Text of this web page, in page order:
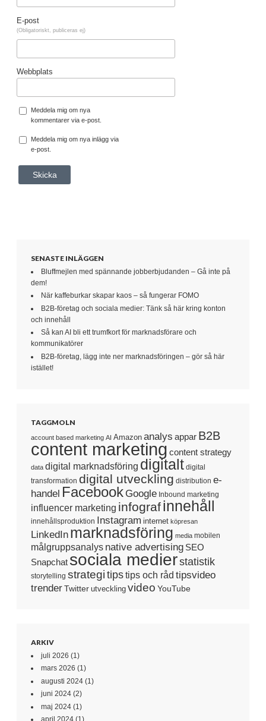
E-post
(Obligatoriskt, publiceras ej)
Webbplats
Meddela mig om nya
kommentarer via e-post.
Meddela mig om nya inlägg via
e-post.
SENASTE INLÄGGEN
Bluffmejlen med spännande jobberbjudanden – Gå inte på
dem!
När kaffeburkar skapar kaos – så fungerar FOMO
B2B-företag och sociala medier: Tänk så här kring konton
och innehåll
Så kan AI bli ett trumfkort för marknadsförare och
kommunikatörer
B2B-företag, lägg inte ner marknadsföringen – gör så här
istället!
TAGGMOLN
account based marketing AI Amazon analys appar B2B
content marketing content strategy
data digital marknadsföring digitalt digital
transformation digital utveckling distribution e-
handel Facebook Google Inbound marketing
influencer marketing infografinnehåll
innehållsproduktion Instagram internet köpresan
LinkedIn marknadsföring media mobilen
målgruppsanalys native advertising SEO
Snapchat sociala medierstatistik
storytelling strategi tipstips och råd tipsvideo
trenderTwitter utveckling video YouTube
ARKIV
juli 2026 (1)
mars 2026 (1)
augusti 2024 (1)
juni 2024 (2)
maj 2024 (1)
april 2024 (1)